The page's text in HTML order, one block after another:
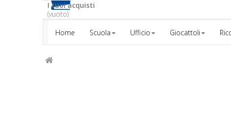
I tuoi acquisti
(vuoto)
Home
Scuola Ufficio Giocattoli